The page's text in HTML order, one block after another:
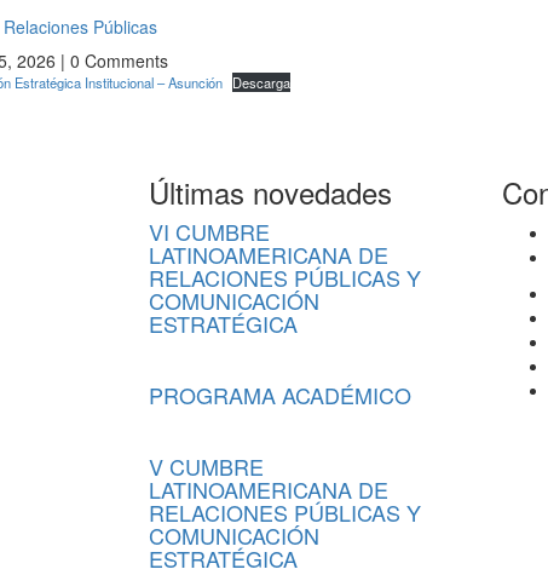
Relaciones Públicas
2026 | 0 Comments
Estratégica Institucional – Asunción Descarga
Últimas novedades
VI CUMBRE
LATINOAMERICANA DE
RELACIONES PÚBLICAS Y
COMUNICACIÓN
ESTRATÉGICA
PROGRAMA ACADÉMICO
V CUMBRE
LATINOAMERICANA DE
RELACIONES PÚBLICAS Y
COMUNICACIÓN
ESTRATÉGICA